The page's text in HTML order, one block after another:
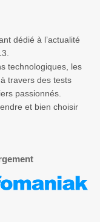
dédié à l’actualité
technologiques, les
travers des tests
passionnés.
et bien choisir